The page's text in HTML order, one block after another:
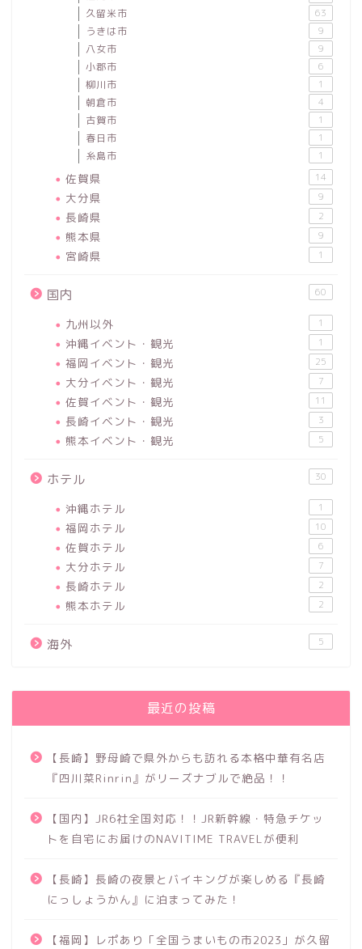
久留米市 63
うきは市 9
八女市 9
小郡市 6
柳川市 1
朝倉市 4
古賀市 1
春日市 1
糸島市 1
佐賀県 14
大分県 9
長崎県 2
熊本県 9
宮崎県 1
国内 60
九州以外 1
沖縄イベント・観光 1
福岡イベント・観光 25
大分イベント・観光 7
佐賀イベント・観光 11
長崎イベント・観光 3
熊本イベント・観光 5
ホテル 30
沖縄ホテル 1
福岡ホテル 10
佐賀ホテル 6
大分ホテル 7
長崎ホテル 2
熊本ホテル 2
海外 5
最近の投稿
【長崎】野母崎で県外からも訪れる本格中華有名店
『四川菜Rinrin』がリーズナブルで絶品！！
【国内】JR6社全国対応！！JR新幹線・特急チケッ
トを自宅にお届けのNAVITIME TRAVELが便利
【長崎】長崎の夜景とバイキングが楽しめる『長崎
にっしょうかん』に泊まってみた！
【福岡】レポあり「全国うまいもの市2023」が久留